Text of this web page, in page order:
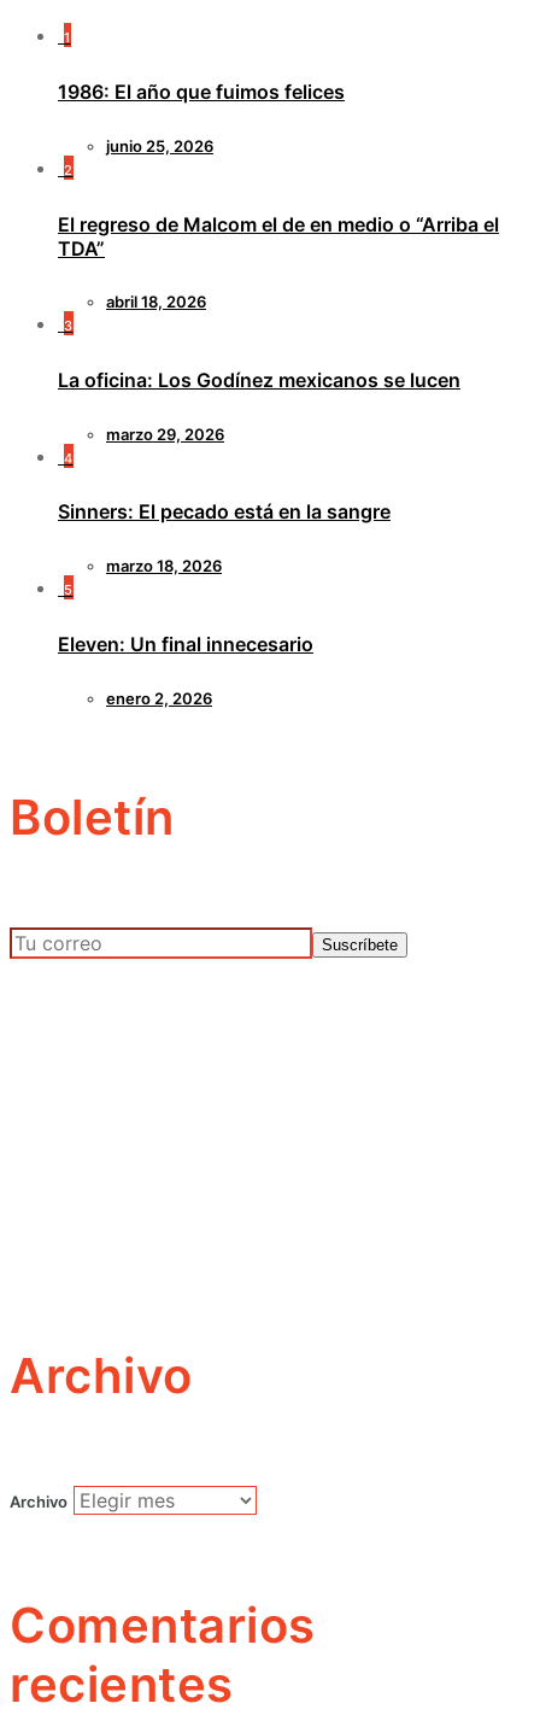
1
1986: El año que fuimos felices
junio 25, 2026
2
El regreso de Malcom el de en medio o “Arriba el
TDA”
abril 18, 2026
3
La oficina: Los Godínez mexicanos se lucen
marzo 29, 2026
4
Sinners: El pecado está en la sangre
marzo 18, 2026
5
Eleven: Un final innecesario
enero 2, 2026
Boletín
Archivo
Archivo
Comentarios
recientes